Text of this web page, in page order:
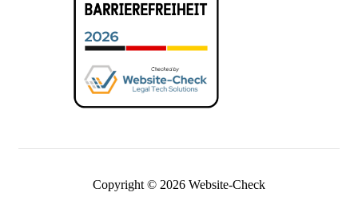
Copyright © 2026 Website-Check